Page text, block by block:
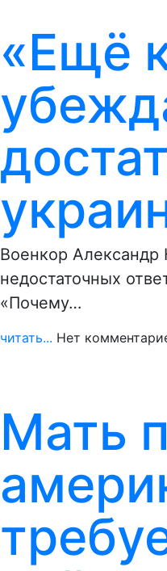
«Ещё
Военкор Александр
недостаточных
«Почему…
читать... Нет
Мать